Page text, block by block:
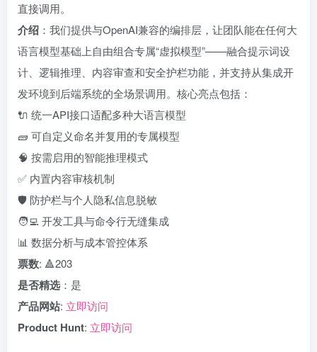
直接调用。
介绍 ：我们提供与OpenAI兼容的编排层，让团队能在任何大
语言模型基础上自由组合专属“虚拟模型”——融合提示词设
计、逻辑推理、内容审查和安全护栏功能，并支持从集成开
发环境到后端系统的全场景调用。核心亮点包括：
🔌 统一API接口适配多种大语言模型
🧱 可自定义命名并复用的专属模型
🧠 按需启用的智能推理模式
✅ 内置内容审核机制
🛡️ 防护栏与个人隐私信息脱敏
🧑‍💻 开发工具与命令行无缝集成
📊 数据分析与成本管控体系
票数: 🔺203
是否精选 ：是
产品网站: 立即访问
Product Hunt: 立即访问